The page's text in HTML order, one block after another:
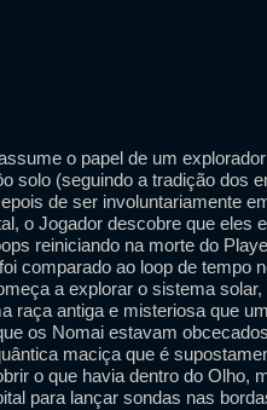
o papel de um
solo (seguindo a tradição dos
de ser involuntariamente
o Jogador descobre que eles
reiniciando na morte do
comparado ao loop de tempo
a explorar o sistema
raça antiga e misteriosa que
os Nomai estavam
maciça que é
o que havia dentro do Olho,
para lançar sondas nas